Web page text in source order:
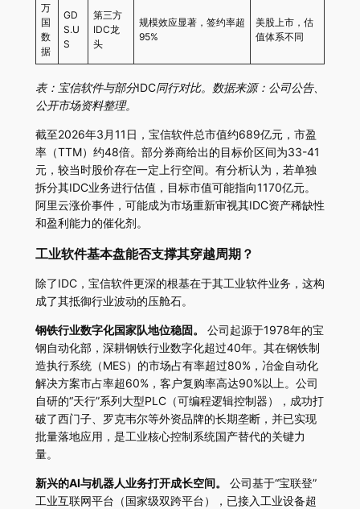
万
国
数
据
GD
S.U
S
第三方
IDC龙
头
规模效应显著，签约率超
95%
美股上市，估
值体系不同
表：宝信软件与部分IDC同行对比。数据来源：公司公告、
公开市场资料整理。
截至2026年3月11日，宝信软件总市值约689亿元，市盈
率（TTM）约48倍。部分券商给出的目标价区间为33-41
元，较当时股价存在一定上行空间。有分析认为，若单独
拆分其IDC业务进行估值，目标市值可能指向1170亿元。
阿里云涨价事件，可能成为市场重新审视其IDC资产稀缺性
和盈利能力的催化剂。
工业软件基本盘能否支撑其穿越周期？
除了IDC，宝信软件更深的根基在于其工业软件业务，这构
成了其抵御行业波动的压舱石。
钢铁行业数字化国家队地位稳固。
公司起源于1978年的宝
钢自动化部，深耕钢铁行业数字化超过40年。其在钢铁制
造执行系统（MES）的市场占有率超过80%，冶金自动化
解决方案市占率超60%，客户复购率高达90%以上。公司
自研的“天行”系列大型PLC（可编程逻辑控制器），成功打
破了西门子、罗克韦尔等外资品牌的长期垄断，并已实现
批量落地应用，是工业核心控制系统国产替代的关键力
量。
新兴的AI与机器人业务打开成长空间。
公司基于“宝联登”
工业互联网平台（国家级双跨平台），已接入工业设备超